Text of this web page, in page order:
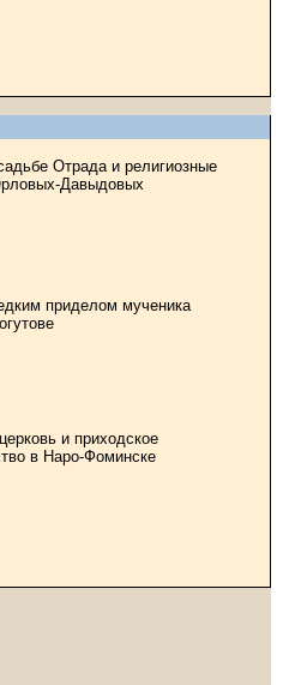
Отрада и религиозные
Давыдовых
приделом мученика
и приходское
в Наро-Фоминске